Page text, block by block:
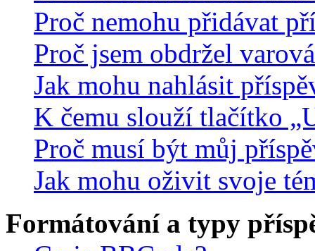
Proč nemohu přidávat
Proč jsem obdržel
Jak mohu nahlásit
K čemu slouží tlačítko
Proč musí být můj
Jak mohu oživit svoje
Formátování a typy